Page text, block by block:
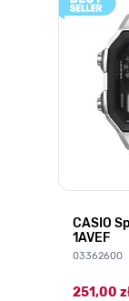
CASIO
1AVEF
03362600
251,00